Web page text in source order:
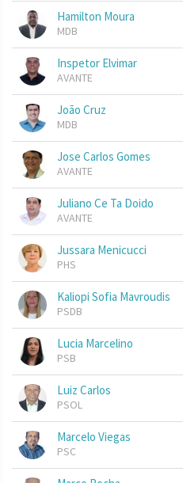
Hamilton Moura
MDB
Inspetor Elvimar
AVANTE
João Cruz
MDB
Jose Carlos Gomes
AVANTE
Juliano Ce Ta Doido
AVANTE
Jussara Menicucci
PHS
Kaliopi Sofia Mavroudis
PSDB
Lucia Marcelino
PSB
Luiz Carlos
PSOL
Marcelo Viegas
PSC